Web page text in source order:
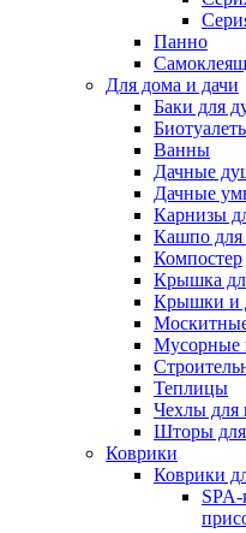
Панно
Для дома и дачи
Баки для
Ванны
Дачные
Дачные
Карнизы
Кашпо для
Компостер
Крышка
Крышки и
Мусорные
Теплицы
Чехлы для
Шторы
Коврики
Коврики